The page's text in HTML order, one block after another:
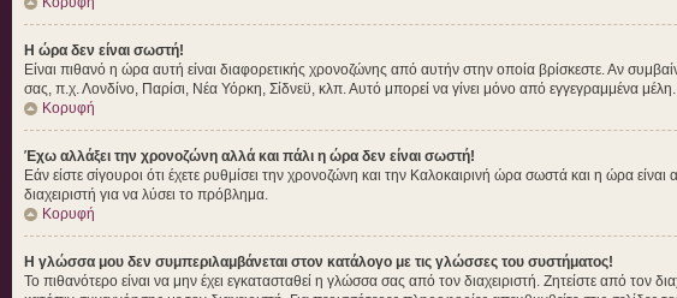
Η ώρα δεν είναι σωστή!
Είναι πιθανό η ώρα αυτή είναι διαφορετικής χρονοζώνης από αυτήν στην οποία βρίσκεστε. Αν
σας, π.χ. Λονδίνο, Παρίσι, Νέα Υόρκη, Σίδνεϋ, κλπ. Αυτό μπορεί να γίνει μόνο από εγγεγραμμένα μέλη.
Κορυφή
Έχω αλλάξει την χρονοζώνη αλλά και πάλι η ώρα δεν είναι σωστή!
Εάν είστε σίγουροι ότι έχετε ρυθμίσει την χρονοζώνη και την Καλοκαιρινή ώρα σωστά και η ώρα
διαχειριστή για να λύσει το πρόβλημα.
Κορυφή
Η γλώσσα μου δεν συμπεριλαμβάνεται στον κατάλογο με τις γλώσσες του συστήματος!
Το πιθανότερο είναι να μην έχει εγκατασταθεί η γλώσσα σας από τον διαχειριστή. Ζητείστε από τον